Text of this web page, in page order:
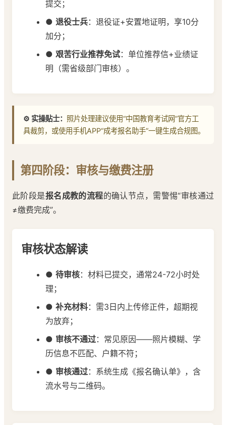
提交；
● 退役士兵：退役证+安置地证明，享10分
加分；
● 艰苦行业推荐免试：单位推荐信+业绩证
明（需省级部门审核）。
⚙️ 实操贴士： 照片处理建议使用“中国教育考试网”官方工
具裁剪，或使用手机APP“成考报名助手”一键生成合规图。
第四阶段：审核与缴费注册
此阶段是报名成教的流程的确认节点，需警惕“审核通过
≠缴费完成”。
审核状态解读
● 待审核：材料已提交，通常24-72小时处
理；
● 补充材料：需3日内上传修正件，超期视
为放弃；
● 审核不通过：常见原因——照片模糊、学
历信息不匹配、户籍不符；
● 审核通过：系统生成《报名确认单》，含
流水号与二维码。